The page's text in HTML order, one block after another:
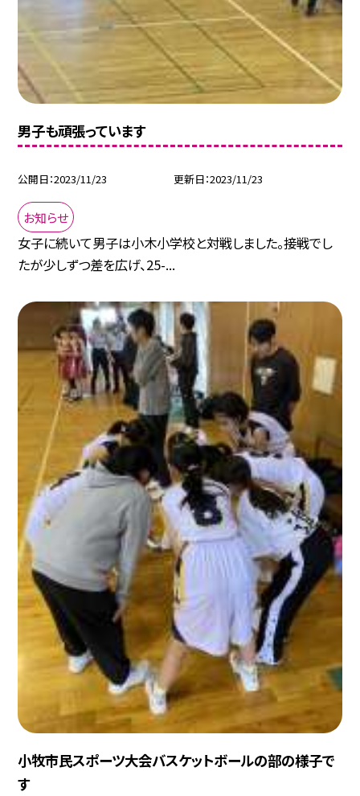
男子も頑張っています
公開日 2023/11/23 更新日 2023/11/23
お知らせ
女子に続いて男子は小木小学校と対戦しました。接戦でし
たが少しずつ差を広げ、25-...
小牧市民スポーツ大会バスケットボールの部の様子で
す